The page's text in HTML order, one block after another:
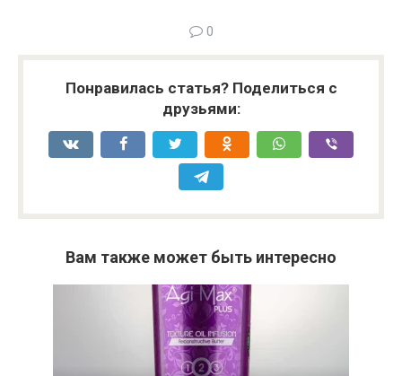
0
Понравилась статья? Поделиться с
друзьями:
Вам также может быть интересно